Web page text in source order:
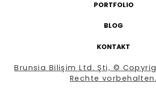
PORTFOLIO
BLOG
KONTAKT
Brunsia Bilişim Ltd. Şti, ©
Rechte vorbehalten.